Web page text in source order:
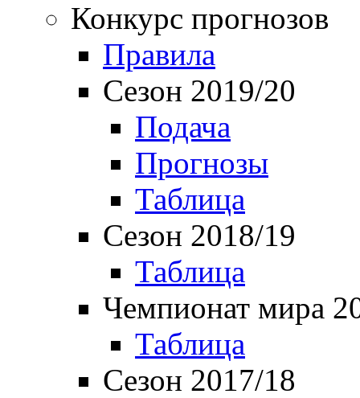
Конкурс прогнозов
Правила
Сезон 2019/20
Подача
Прогнозы
Таблица
Сезон 2018/19
Таблица
Чемпионат мира
Таблица
Сезон 2017/18